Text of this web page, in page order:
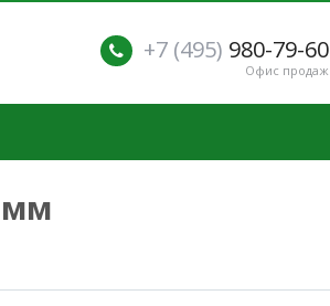
+7 (495) 980-79-60
Офис продаж
мм